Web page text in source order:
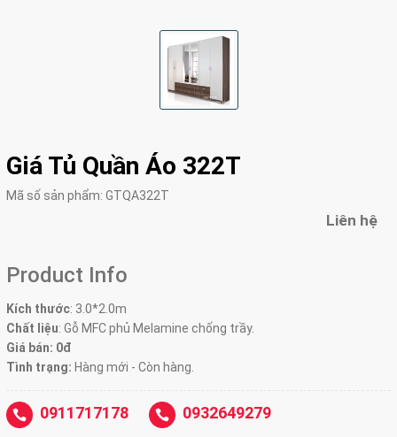
Giá Tủ Quần Áo 322T
Mã số sản phẩm: GTQA322T
Liên hệ
Product Info
Kích thước: 3.0*2.0m
Chất liệu: Gỗ MFC phủ Melamine chống trầy.
Giá bán: 0đ
Tình trạng: Hàng mới - Còn hàng.
0911717178 0932649279